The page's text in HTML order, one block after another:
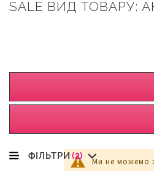
SALE ВИД ТОВАРУ:
Ми не можемо
ФІЛЬТРИ (2)